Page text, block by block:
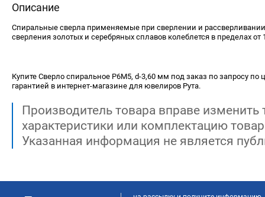
Описание
Спиральные сверла применяемые при сверлении и
сверления золотых и серебряных сплавов колеблется в пределах от
Купите Сверло спиральное Р6М5, d-3,60 мм под заказ по запросу по
гарантией в интернет-магазине для ювелиров Рута.
Производитель товара вправе изменить
характеристики или комплектацию
Указанная информация не является